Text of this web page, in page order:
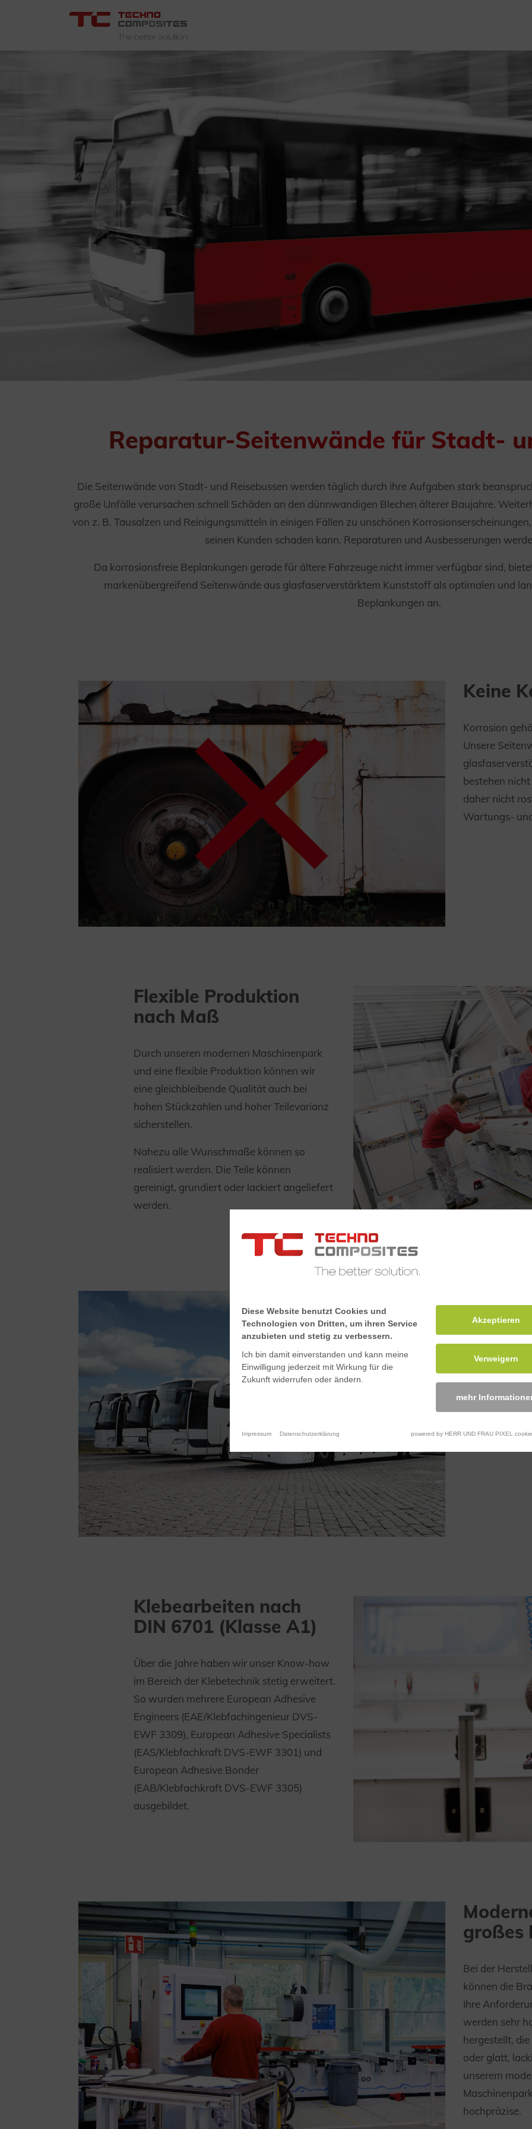
Reparatur-Seitenwände für Stadt-
Die Seitenwände von Stadt- und Reisebussen werden täglich durch ihre Aufgaben stark
große Unfälle verursachen schnell Schäden an den dünnwandigen Blechen älterer Baujahre.
von z. B. Tausalzen und Reinigungsmitteln in einigen Fällen zu unschönen
seinen Kunden schaden kann. Reparaturen und Ausbesserungen
Da korrosionsfreie Beplankungen gerade für ältere Fahrzeuge nicht immer verfügbar sind,
markenübergreifend Seitenwände aus glasfaserverstärktem Kunststoff als optimalen und
Beplankungen an.
Keine
Korrosion
Unsere
bestehen
daher nicht
Wartungs-
Flexible Produktion
nach Maß
Durch unseren modernen Maschinenpark
und eine flexible Produktion können wir
eine gleichbleibende Qualität auch bei
hohen Stückzahlen und hoher Teilevarianz
sicherstellen.
Nahezu alle Wunschmaße können so
realisiert werden. Die Teile können
gereinigt, grundiert oder lackiert angeliefert
werden.
Montage
Durch die
Seitenwände
Bus verklebt
bei Metall-
Klebearbeiten nach
DIN 6701 (Klasse A1)
Über die Jahre haben wir unser Know-how
im Bereich der Klebetechnik stetig erweitert.
So wurden mehrere European Adhesive
Engineers (EAE/Klebfachingenieur DVS-
EWF 3309), European Adhesive Specialists
(EAS/Klebfachkraft DVS-EWF 3301) und
European Adhesive Bonder
(EAB/Klebfachkraft DVS-EWF 3305)
ausgebildet.
großes
Bei der
können die
Ihre
werden sehr
hergestellt,
oder glatt,
unserem
hochpräzise.
Diese Website benutzt Cookies und
Technologien von Dritten, um ihren Service
anzubieten und stetig zu verbessern.
Ich bin damit einverstanden und kann meine
Einwilligung jederzeit mit Wirkung für die
Zukunft widerrufen oder ändern.
Akzeptieren
Verweigern
mehr
Impressum Datenschutzerklärung powered by HERR UND FRAU PIXEL